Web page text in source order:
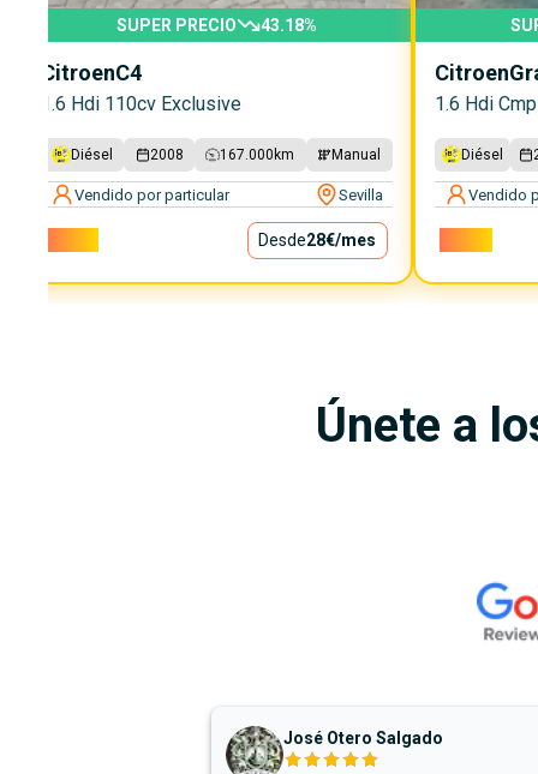
SUPER PRECIO 43.18%
CitroenC4
1.6 Hdi 110cv Exclusive
Diésel 2008 167.000 km Manual
Vendido por particular Sevilla
Desde28€/mes
Citroen
1.6 Hdi
Diésel
Vendido
Únete a
José Otero Salgado